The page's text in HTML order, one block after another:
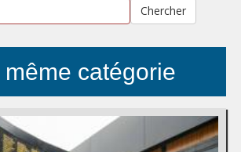
Chercher
catégorie